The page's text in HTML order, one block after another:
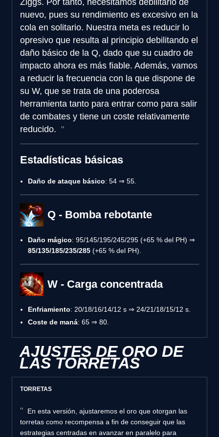
nuevo, pues su rendimiento es excesivo en la
cola en solitario. Nuestra meta es reducir lo
opresivo que resulta al principio debilitando el
daño básico de la Q, dado que su cuadro de
impacto ahora es más fiable. Además, vamos
a reducir la frecuencia con la que dispone de
su W, que se trata de una poderosa
herramienta tanto para entrar como para salir
de combates y tiene un coste relativamente
reducido.
Estadísticas básicas
Daño de ataque básico: 54 ⇒ 55.
Q - Bomba rebotante
Daño mágico: 95/145/195/245/295 (+65 % del PH) ⇒
85/135/185/235/285 (+65 % del PH).
W - Carga concentrada
Enfriamiento: 20/18/16/14/12 s ⇒ 24/21/18/15/12 s.
Coste de maná: 65 ⇒ 80.
AJUSTES DE ORO DE
LAS TORRETAS
TORRETAS
En esta versión, ajustaremos el oro que otorgan las
torretas como recompensa a fin de conseguir que las
estrategias centradas en avanzar en paralelo para